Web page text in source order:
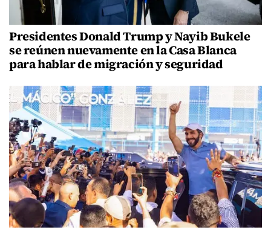
Presidentes Donald Trump y Nayib Bukele
se reúnen nuevamente en la Casa Blanca
para hablar de migración y seguridad